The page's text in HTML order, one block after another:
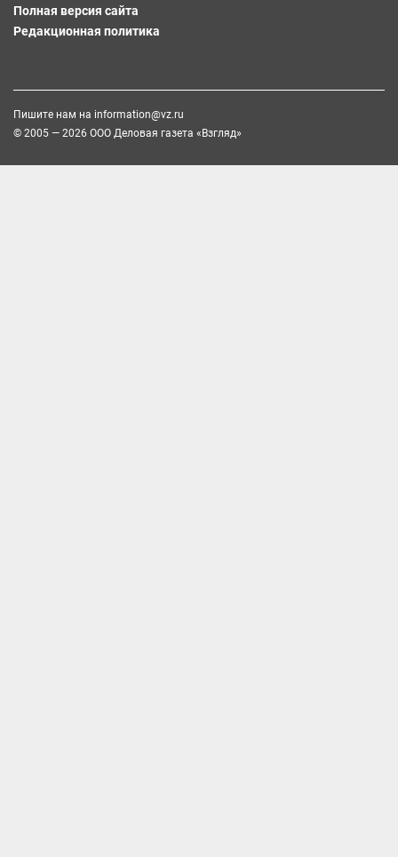
Полная версия сайта
Редакционная политика
Пишите нам на information@vz.ru
© 2005 — 2026 ООО Деловая газета «Взгляд»